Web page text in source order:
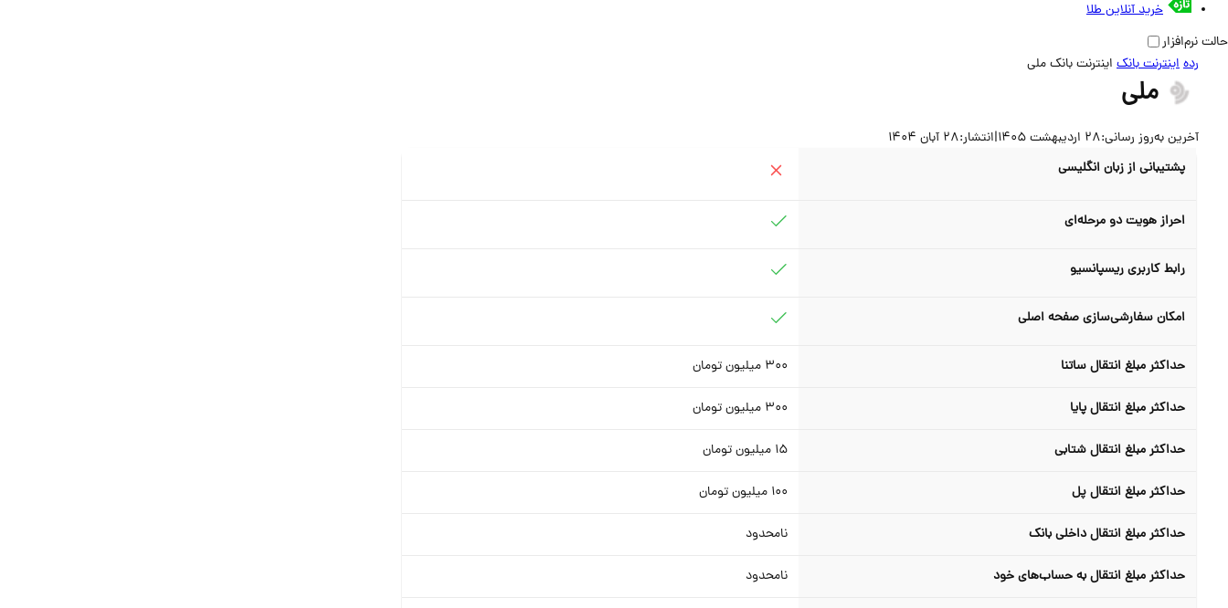
خرید آنلاین طلا
حالت نرم‌افزار
ردهاینترنت بانک اینترنت بانک ملی
ملی
آخرین به‌روز رسانی:28 اردیبهشت 1405 |انتشار:28 آبان 1404
پشتیبانی از زبان انگلیسی
احراز هویت دو مرحله‌ای
رابط کاربری ریسپانسیو
امکان سفارشی‌سازی صفحه اصلی
حداکثر مبلغ انتقال ساتنا 300 میلیون تومان
حداکثر مبلغ انتقال پایا 300 میلیون تومان
حداکثر مبلغ انتقال شتابی 15 میلیون تومان
حداکثر مبلغ انتقال پل 100 میلیون تومان
حداکثر مبلغ انتقال داخلی بانک نامحدود
حداکثر مبلغ انتقال به حساب‌های خود نامحدود